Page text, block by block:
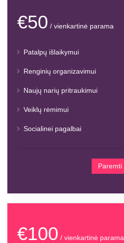
€50 / vienkartinė parama
Patalpų išlaikymui
Renginių organizavimui
Naujų narių pritraukimui
Veiklų rėmimui
Socialinei pagalbai
Paremti
€100 / vienkartinė parama